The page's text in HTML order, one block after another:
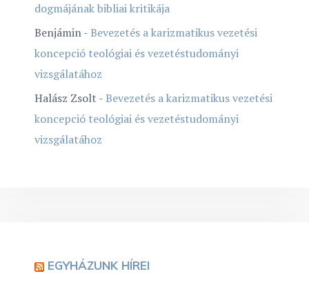
dogmájának bibliai kritikája
Benjámin-Bevezetés a karizmatikus vezetési
koncepció teológiai és vezetéstudományi
vizsgálatához
Halász Zsolt -Bevezetés a karizmatikus vezetési
koncepció teológiai és vezetéstudományi
vizsgálatához
EGYHÁZUNK HÍREI